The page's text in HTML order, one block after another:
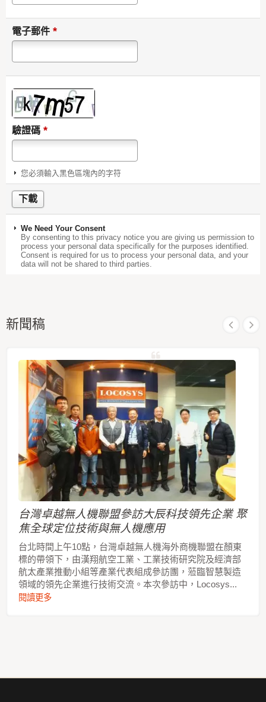
電子郵件 *
驗證碼 *
您必須輸入黑色區塊內的字符
We Need Your Consent
By consenting to this privacy notice you are giving us permission to
process your personal data specifically for the purposes identified.
Consent is required for us to process your personal data, and your
data will not be shared to third parties.
新聞稿
台灣卓越無人機聯盟參訪大辰科技領先企業 聚
焦全球定位技術與無人機應用
台北時間上午10點，台灣卓越無人機海外商機聯盟在顏東
標的帶領下，由漢翔航空工業、工業技術研究院及經濟部
航太產業推動小組等產業代表組成參訪團，蒞臨智慧製造
領域的領先企業進行技術交流。本次參訪中，Locosys...
閱讀更多